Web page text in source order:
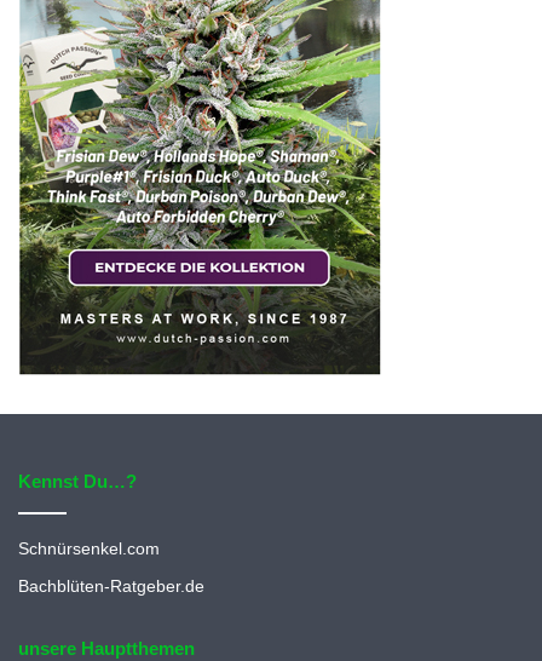
Kennst Du…?
Schnürsenkel.com
Bachblüten-Ratgeber.de
unsere Hauptthemen